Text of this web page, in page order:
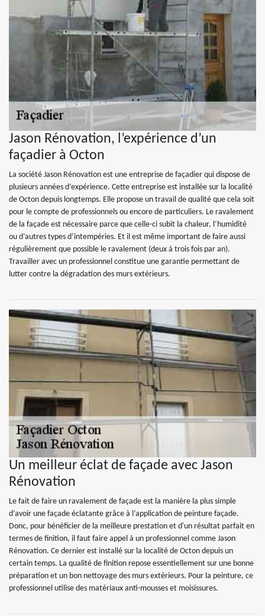
Jason Rénovation, l’expérience d’un
façadier à Octon
La société Jason Rénovation est une entreprise de façadier qui dispose de
plusieurs années d’expérience. Cette entreprise est installée sur la localité
de Octon depuis longtemps. Elle propose un travail de qualité que cela soit
pour le compte de professionnels ou encore de particuliers. Le ravalement
de la façade est nécessaire parce que celle-ci subit la chaleur, l’humidité
ou d’autres types d’intempéries. Et il est même important de faire aussi
régulièrement que possible le ravalement (deux à trois fois par an).
Travailler avec un professionnel constitue une garantie permettant de
lutter contre la dégradation des murs extérieurs.
Un meilleur éclat de façade avec Jason
Rénovation
Le fait de faire un ravalement de façade est la manière la plus simple
d’avoir une façade éclatante grâce à l’application de peinture façade.
Donc, pour bénéficier de la meilleure prestation et d'un résultat parfait en
termes de finition, il faut faire appel à un professionnel comme Jason
Rénovation. Ce dernier est installé sur la localité de Octon depuis un
certain temps. La qualité de finition repose essentiellement sur une bonne
préparation et un bon nettoyage des murs extérieurs. Pour la peinture, ce
professionnel utilise des matériaux anti-mousses et moisissures.